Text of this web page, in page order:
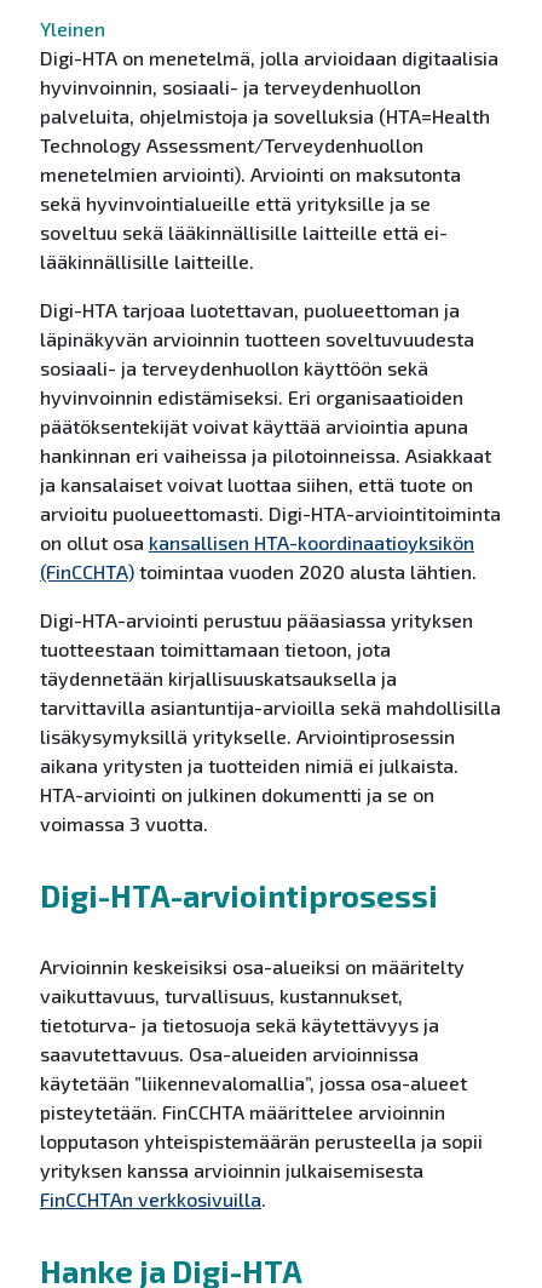
Yleinen
Digi-HTA on menetelmä, jolla arvioidaan digitaalisia
hyvinvoinnin, sosiaali- ja terveydenhuollon
palveluita, ohjelmistoja ja sovelluksia (HTA=Health
Technology Assessment/Terveydenhuollon
menetelmien arviointi). Arviointi on maksutonta
sekä hyvinvointialueille että yrityksille ja se
soveltuu sekä lääkinnällisille laitteille että ei-
lääkinnällisille laitteille.
Digi-HTA tarjoaa luotettavan, puolueettoman ja
läpinäkyvän arvioinnin tuotteen soveltuvuudesta
sosiaali- ja terveydenhuollon käyttöön sekä
hyvinvoinnin edistämiseksi. Eri organisaatioiden
päätöksentekijät voivat käyttää arviointia apuna
hankinnan eri vaiheissa ja pilotoinneissa. Asiakkaat
ja kansalaiset voivat luottaa siihen, että tuote on
arvioitu puolueettomasti. Digi-HTA-arviointitoiminta
on ollut osa kansallisen HTA-koordinaatioyksikön
(FinCCHTA)toimintaa vuoden 2020 alusta lähtien.
Digi-HTA-arviointi perustuu pääasiassa yrityksen
tuotteestaan toimittamaan tietoon, jota
täydennetään kirjallisuuskatsauksella ja
tarvittavilla asiantuntija-arvioilla sekä mahdollisilla
lisäkysymyksillä yritykselle. Arviointiprosessin
aikana yritysten ja tuotteiden nimiä ei julkaista.
HTA-arviointi on julkinen dokumentti ja se on
voimassa 3 vuotta.
Digi-HTA-arviointiprosessi
Arvioinnin keskeisiksi osa-alueiksi on määritelty
vaikuttavuus, turvallisuus, kustannukset,
tietoturva- ja tietosuoja sekä käytettävyys ja
saavutettavuus. Osa-alueiden arvioinnissa
käytetään ”liikennevalomallia”, jossa osa-alueet
pisteytetään. FinCCHTA määrittelee arvioinnin
lopputason yhteispistemäärän perusteella ja sopii
yrityksen kanssa arvioinnin julkaisemisesta
FinCCHTAn verkkosivuilla.
Hanke ja Digi-HTA